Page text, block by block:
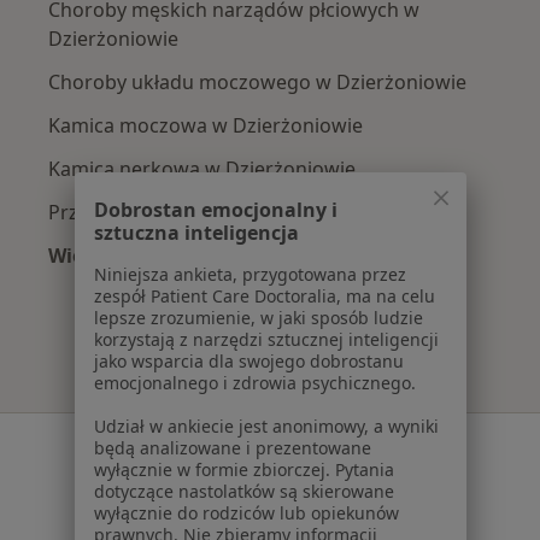
Choroby męskich narządów płciowych w
Dzierżoniowie
Choroby układu moczowego w Dzierżoniowie
Kamica moczowa w Dzierżoniowie
Kamica nerkowa w Dzierżoniowie
Przerost prostaty w Dzierżoniowie
Więcej (15)
Więcej w kategorii: Najczęście leczone
Serwis
Regulamin
Polityka prywatności pacjentów
Dobrostan emocjonalny i
sztuczna inteligencja
Niniejsza ankieta, przygotowana przez
zespół Patient Care Doctoralia, ma na celu
lepsze zrozumienie, w jaki sposób ludzie
korzystają z narzędzi sztucznej inteligencji
jako wsparcia dla swojego dobrostanu
emocjonalnego i zdrowia psychicznego.
Udział w ankiecie jest anonimowy, a wyniki
będą analizowane i prezentowane
wyłącznie w formie zbiorczej. Pytania
dotyczące nastolatków są skierowane
wyłącznie do rodziców lub opiekunów
prawnych. Nie zbieramy informacji